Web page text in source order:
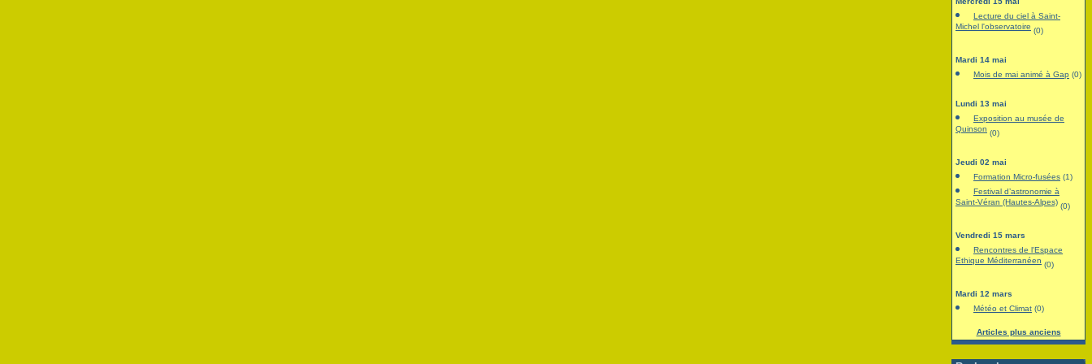
Lecture du ciel à Saint-
Michel l'observatoire (0)
Mardi 14 mai
Mois de mai animé à Gap (0)
Lundi 13 mai
Exposition au musée de
Quinson (0)
Jeudi 02 mai
Formation Micro-fusées (1)
Festival d’astronomie à
Saint-Véran (Hautes-Alpes) (0)
Vendredi 15 mars
Rencontres de l'Espace
Ethique Méditerranéen (0)
Mardi 12 mars
Météo et Climat (0)
Articles plus anciens